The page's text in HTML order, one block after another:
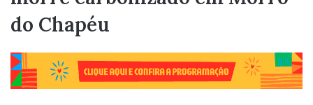
do Chapéu